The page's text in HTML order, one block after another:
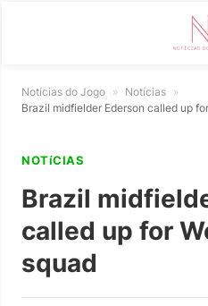
Notícias do Jogo » Notícias »
Brazil midfielder Ederson called up
NOTíCIAS
Brazil
called up for
squad